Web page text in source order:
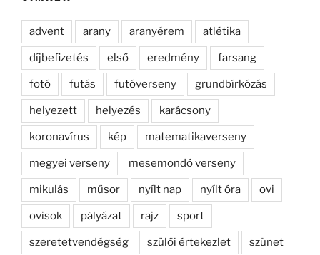
advent arany aranyérem atlétika
díjbefizetés első eredmény farsang
fotó futás futóverseny grundbírkózás
helyezett helyezés karácsony
koronavírus kép matematikaverseny
megyei verseny mesemondó verseny
mikulás műsor nyílt nap nyílt óra ovi
ovisok pályázat rajz sport
szeretetvendégség szülői értekezlet szünet